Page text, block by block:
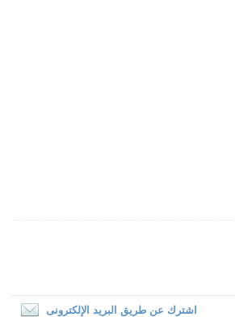
اشترك عن طريق البريد الإلكترونى